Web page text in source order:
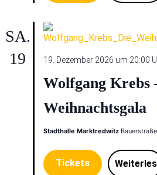
SA.
19
19. Dezember 2026 um 20:00
Wolfgang Krebs
Weihnachtsgala
Stadthalle Marktredwitz
Tickets